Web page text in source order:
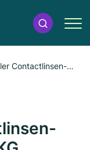
Contactlinsen-